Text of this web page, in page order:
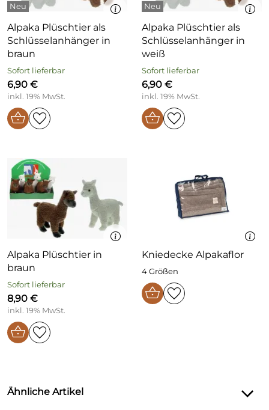
Alpaka Plüschtier als
Schlüsselanhänger in
braun
Sofort lieferbar
6,90 €
inkl. 19% MwSt.
Alpaka Plüschtier als
Schlüsselanhänger in
weiß
Sofort lieferbar
6,90 €
inkl. 19% MwSt.
Alpaka Plüschtier in
braun
Sofort lieferbar
8,90 €
inkl. 19% MwSt.
Kniedecke Alpakaflor
4 Größen
Ähnliche Artikel